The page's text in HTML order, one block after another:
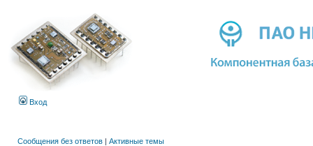
Вход
Сообщения без ответов | Активные темы